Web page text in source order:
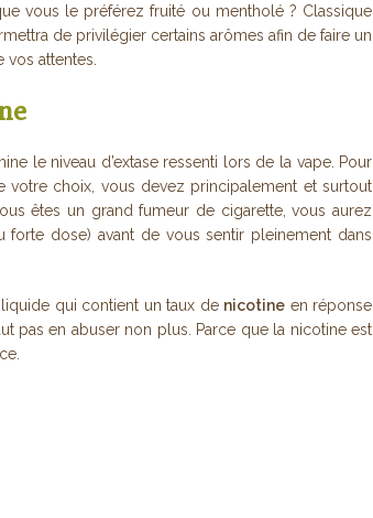
vous le préférez fruité ou mentholé ? Classique
de privilégier certains arômes afin de faire un
attentes.
le niveau d’extase ressenti lors de la vape. Pour
choix, vous devez principalement et surtout
êtes un grand fumeur de cigarette, vous aurez
dose) avant de vous sentir pleinement dans
qui contient un taux de nicotine en réponse
pas en abuser non plus. Parce que la nicotine est